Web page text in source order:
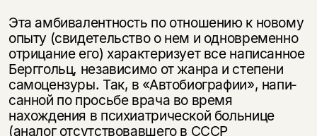
Эта амбивалентность по отношению к новому
опыту (свидетельство о нем и одновременно
отрицание его) характеризует все написанное
Берггольц, не­зависимо от жанра и степени
самоцензуры. Так, в «Автобиографии», напи­
санной по просьбе врача во время
нахождения в психиатрической больнице
(аналог отсутствовавшего в СССР